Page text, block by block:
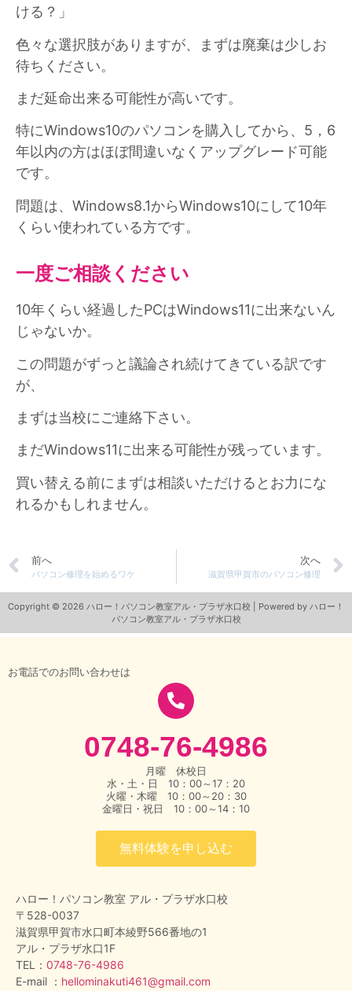
ける？」
色々な選択肢がありますが、まずは廃棄は少しお
待ちください。
まだ延命出来る可能性が高いです。
特にWindows10のパソコンを購入してから、5，6
年以内の方はほぼ間違いなくアップグレード可能
です。
問題は、Windows8.1からWindows10にして10年
くらい使われている方です。
一度ご相談ください
10年くらい経過したPCはWindows11に出来ないん
じゃないか。
この問題がずっと議論され続けてきている訳です
が、
まずは当校にご連絡下さい。
まだWindows11に出来る可能性が残っています。
買い替える前にまずは相談いただけるとお力にな
れるかもしれません。
前へ
パソコン修理を始めるワケ
次へ
滋賀県甲賀市のパソコン修理
Copyright © 2026 ハロー！パソコン教室アル・プラザ水口校 | Powered by ハロー！
パソコン教室アル・プラザ水口校
お電話でのお問い合わせは
0748-76-4986
月曜 休校日
水・土・日 10：00～17：20
火曜・木曜 10：00～20：30
金曜日・祝日 10：00～14：10
無料体験を申し込む
ハロー！パソコン教室 アル・プラザ水口校
〒528-0037
滋賀県甲賀市水口町本綾野566番地の1
アル・プラザ水口1F
TEL： 0748-76-4986
E-mail ： hellominakuti461@gmail.com